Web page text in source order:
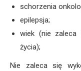
schorzenia
epilepsja;
wiek (nie
życia);
Nie zaleca się